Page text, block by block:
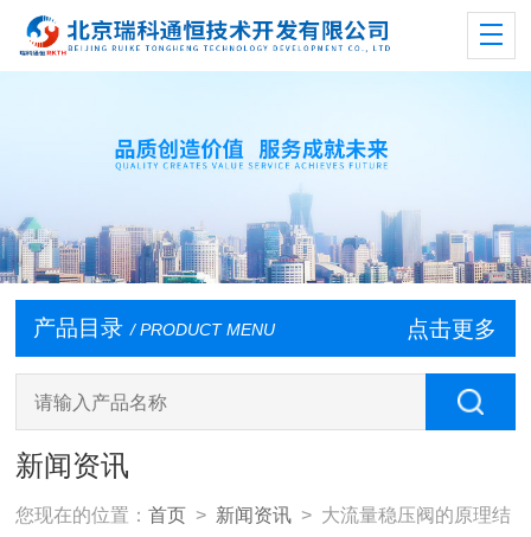
产品目录 / PRODUCT MENU 点击更多
新闻资讯
您现在的位置：首页 > 新闻资讯 > 大流量稳压阀的原理结